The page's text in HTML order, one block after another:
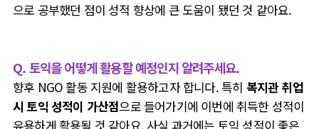
으로 공부했던 점이 성적 향상에 큰 도움이 됐던 것 같아요.
Q. 토익을 어떻게 활용할 예정인지 알려주세요.
향후 NGO 활동 지원에 활용하고자 합니다. 특히 복지관 취업
시 토익 성적이 가산점으로 들어가기에 이번에 취득한 성적이
유용하게 활용될 것 같아요. 사실 과거에는 토익 성적이 좋은